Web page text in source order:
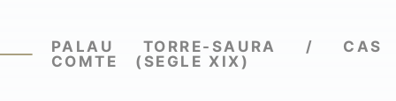
PALAU TORRE-SAURA / CAS
COMTE (SEGLE XIX)